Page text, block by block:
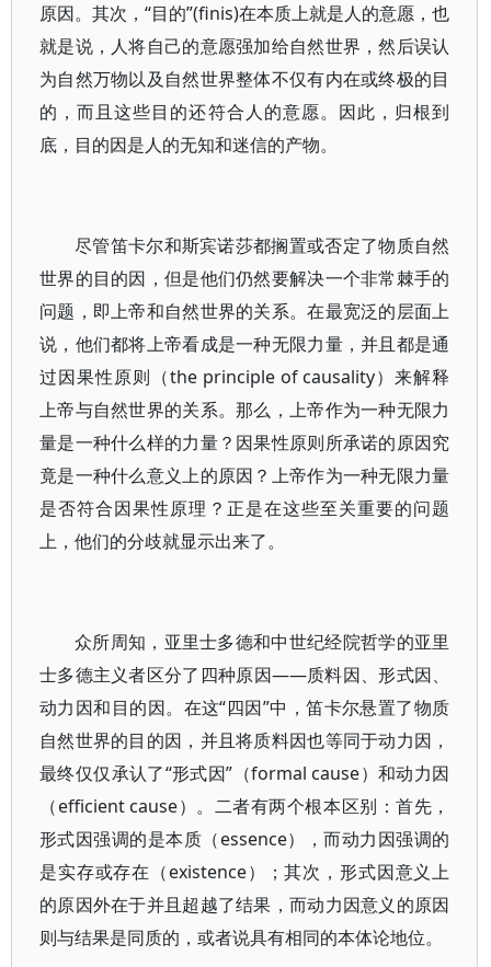
原因。其次，“目的”(finis)在本质上就是人的意愿，也
就是说，人将自己的意愿强加给自然世界，然后误认
为自然万物以及自然世界整体不仅有内在或终极的目
的，而且这些目的还符合人的意愿。因此，归根到
底，目的因是人的无知和迷信的产物。
尽管笛卡尔和斯宾诺莎都搁置或否定了物质自然
世界的目的因，但是他们仍然要解决一个非常棘手的
问题，即上帝和自然世界的关系。在最宽泛的层面上
说，他们都将上帝看成是一种无限力量，并且都是通
过因果性原则（the principle of causality）来解释
上帝与自然世界的关系。那么，上帝作为一种无限力
量是一种什么样的力量？因果性原则所承诺的原因究
竟是一种什么意义上的原因？上帝作为一种无限力量
是否符合因果性原理？正是在这些至关重要的问题
上，他们的分歧就显示出来了。
众所周知，亚里士多德和中世纪经院哲学的亚里
士多德主义者区分了四种原因——质料因、形式因、
动力因和目的因。在这“四因”中，笛卡尔悬置了物质
自然世界的目的因，并且将质料因也等同于动力因，
最终仅仅承认了“形式因”（formal cause）和动力因
（efficient cause）。二者有两个根本区别：首先，
形式因强调的是本质（essence），而动力因强调的
是实存或存在（existence）；其次，形式因意义上
的原因外在于并且超越了结果，而动力因意义的原因
则与结果是同质的，或者说具有相同的本体论地位。